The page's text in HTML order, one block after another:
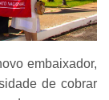
embaixador,
de cobrar